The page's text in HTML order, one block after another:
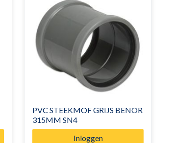
PVC STEEKMOF GRIJS BENOR
315MM SN4
Inloggen